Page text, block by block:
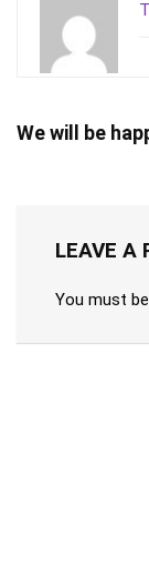
We will be
LEAVE A
You must be